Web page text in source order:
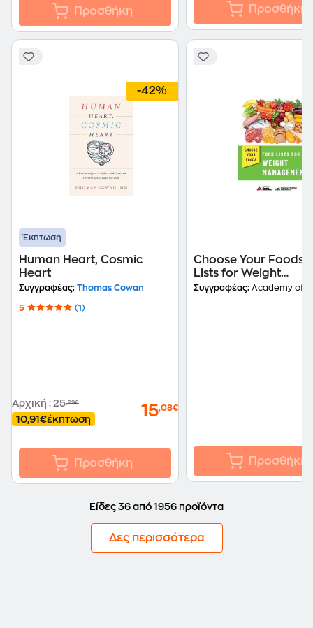
Προσθήκη Προσθήκη
-42%
Έκπτωση
Human Heart, Cosmic
Heart
Συγγραφέας: Thomas Cowan
5 (1)
Αρχική : 25,99€
10,91€έκπτωση 15,08€
Προσθήκη
Choose Your Foods:
Lists for Weight
Management
Συγγραφέας: Academy of Nutrition and Dietetics and American
Προσθήκη
Είδες 36 από 1956 προϊόντα
Δες περισσότερα